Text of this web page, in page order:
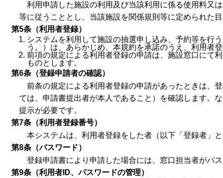
利用申請した施設の利用及び当該利用に係る使用料又
等に従うこととし、当該施設を関係規則等に定められた
第5条（利用者登録）
システムを利用して施設の抽選申し込み、予約等を行
う。）は、あらかじめ、本規約を承諾のうえ、利用者
前項の規定による利用者登録の申請は、施設窓口にて
ものとします。
第6条（登録申請者の確認）
前条の規定による利用者登録の申請があったときは、
ては、申請書提出者が本人であること）を確認します。
提示が必要です。
第7条（利用者登録番号）
本システムは、利用者登録をした者（以下「登録者」
第8条（パスワード）
登録申請書により申請した場合には、窓口担当者がパ
第9条（利用者ID、パスワードの管理）